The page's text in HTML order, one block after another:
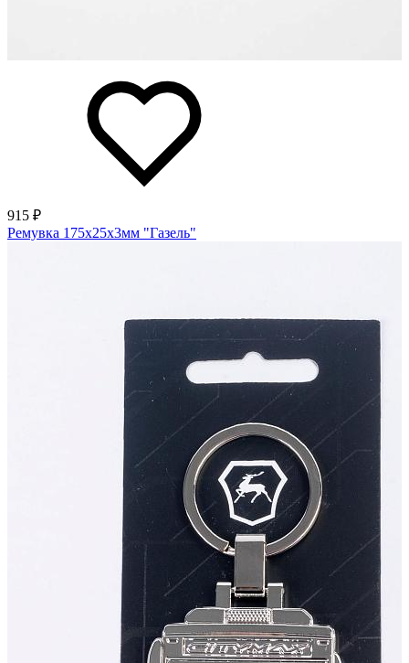
915 ₽
Ремувка 175х25х3мм "Газель"